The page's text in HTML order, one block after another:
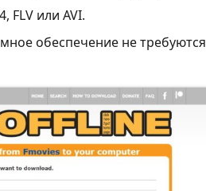
FLV или AVI.
обеспечение не